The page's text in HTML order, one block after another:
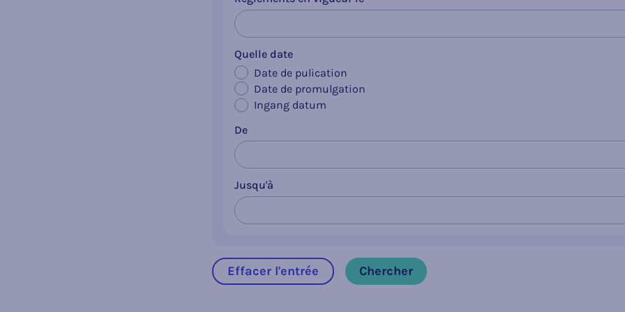
Quelle date
Date de pulication
Date de promulgation
Ingang datum
De
Jusqu'à
Effacer l'entrée Chercher